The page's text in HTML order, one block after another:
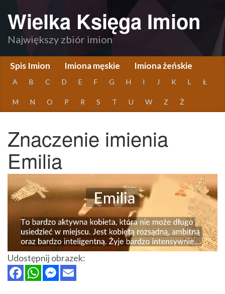
Wielka Księga Imion
Największy zbiór imion
Spis Imion Imiona męskie Imiona żeńskie
A B C D E F G H I J K L Ł
M N O P R S T U W Z Ż
Znaczenie imienia
Emilia
Udostępnij obrazek: